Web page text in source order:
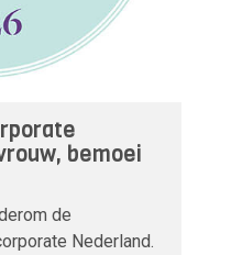
bemoei
de
Nederland.